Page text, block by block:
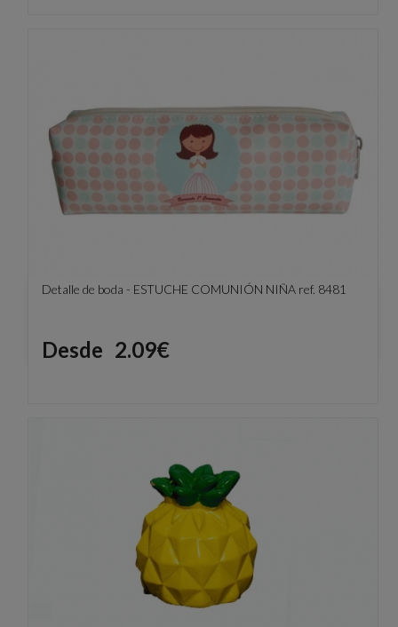
Detalle de boda - ESTUCHE COMUNIÓN NIÑA ref. 8481
Precio
Desde 2.09€